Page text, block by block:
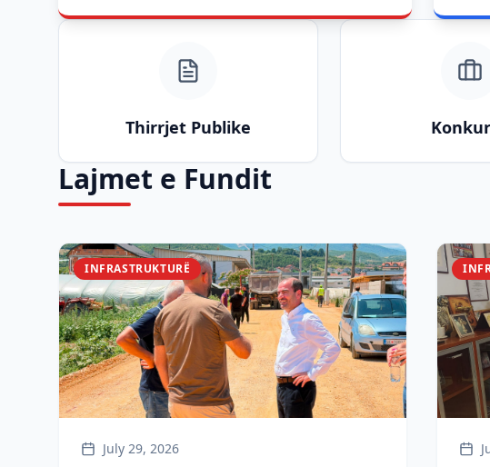
Thirrjet Publike
Lajmet e Fundit
INFRASTRUKTURË
July 29, 2026